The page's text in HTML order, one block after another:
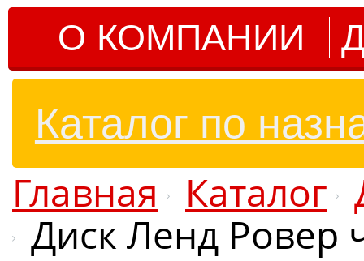
О КОМПАНИИ
Каталог по
Главная Каталог
Диск Ленд Ровер